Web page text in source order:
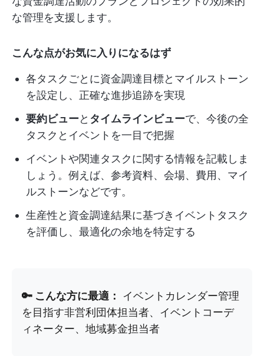
な管理を支援します。
こんな点がお気に入りになるはず
各タスクごとに資金調達目標とマイルストーン
を設定し、正確な進捗追跡を実現
要約ビューと タイムラインビューで、今後の全
タスクとイベントを一目で把握
イベントや関連タスクに関する情報を記載しま
しょう。例えば、参考資料、会場、費用、マイ
ルストーンなどです。
生産性と資金調達結果に基づきイベントタスク
を評価し、最適化の余地を特定する
🔑 こんな方に最適：
イベントカレンダー管理
を目指す非営利団体担当者、イベントコーデ
ィネーター、地域募金担当者